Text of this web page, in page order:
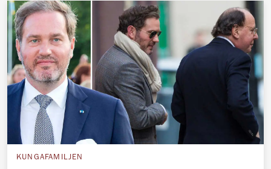
Brittiska kungahuset
Norska kungahuset
Danska kungahuset
Spanska kungahuset
Nederländska kungahuset
Belgiska kungahuset
Jordanska kungahuset
Luxemburgska storhertighuset
KUNGAFAMILJEN